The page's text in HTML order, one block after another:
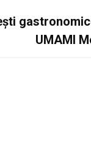
UMAMI